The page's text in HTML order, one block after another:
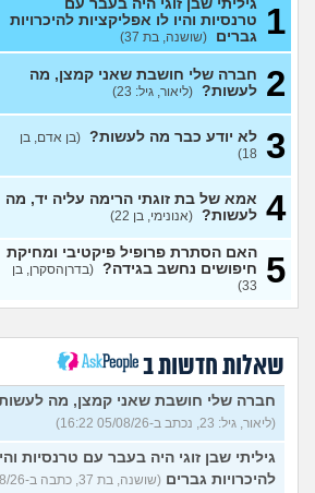
מבואס שלא היה לי אומץ
להתחיל עם מישהי שהיא בול
(אנונימי, בן 25)
בחורה אובססיבית מה לעשות?
(אלירן, בן 30)
מתכננת חתונה ראשונה, יש
לכם עצות?
האם מה שאני מרגיש זה הגיוני
ותקין?
(לירון, בן 31)
איך להתגבר על רצון לקשר
לפני הזמן?
(אנונימית, בת 21)
הבילויים, זה מוריד לכם?
(לחם ושעשועים, בן 36)
כשרבתי עם בת הזוג שלי,
דחפתי אותה מתוך כעס. איך
להתמודד?
(אלכס, שם בדוי, בן
40)
איך להסביר לה שאני רוצה
להיפרד?
(עידן, בן 27)
1
גיליתי שבן זוגי היה בעבר עם
טרנסיות והיו לו אפליקציות להיכרויות
גברים (שושנה, בת 37)
2
חברה שלי חושבת שאני קמצן, מה
לעשות? (ליאור, גיל: 23)
3 לא יודע כבר מה לעשות? (בן אדם, בן
18)
4 אמא של בת זוגתי הרימה עליה יד, מה
לעשות? (אנונימי, בן 22)
5 האם הסתרת פרופיל פיקטיבי ומחיקת
חיפושים נחשב בגידה? (בדרןהסקרן, בן
33)
שאלות חדשות ב
חברה שלי חושבת שאני קמצן, מה
(ליאור, גיל: 23, נכתב ב-05/08/26 16:22)
גיליתי שבן זוגי היה בעבר עם טרנסיות
להיכרויות גברים (שושנה, בת 37, כתבה ב-05/08/26 16:13)